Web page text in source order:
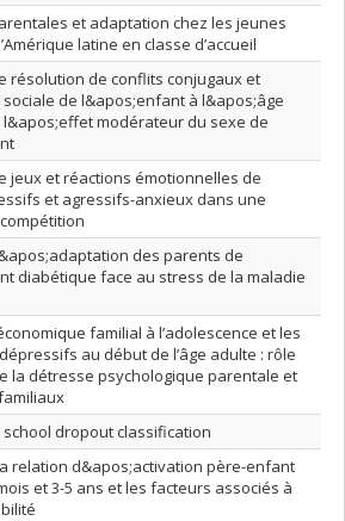
et adaptation chez les jeunes
latine en classe d’accueil
résolution de conflits conjugaux et
de l&apos;enfant à l&apos;âge
modérateur du sexe de
jeux et réactions émotionnelles de
et agressifs-anxieux dans une
des parents de
diabétique face au stress de la maladie
familial à l’adolescence et les
au début de l’âge adulte : rôle
la détresse psychologique parentale et
dropout classification
relation d&apos;activation père-enfant
et 3-5 ans et les facteurs associés à